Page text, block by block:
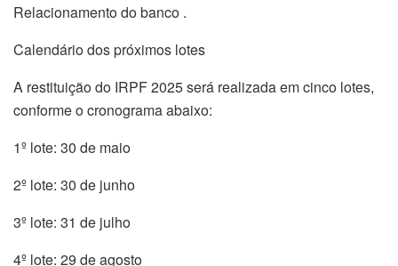
Relacionamento do banco .
Calendário dos próximos lotes
A restituição do IRPF 2025 será realizada em cinco lotes,
conforme o cronograma abaixo:
1º lote: 30 de maio
2º lote: 30 de junho
3º lote: 31 de julho
4º lote: 29 de agosto